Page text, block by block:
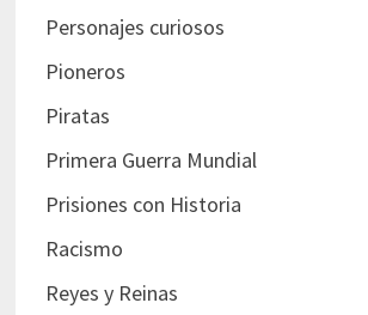
Personajes curiosos
Pioneros
Piratas
Primera Guerra Mundial
Prisiones con Historia
Racismo
Reyes y Reinas